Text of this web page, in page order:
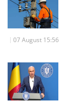
07 August 15:56